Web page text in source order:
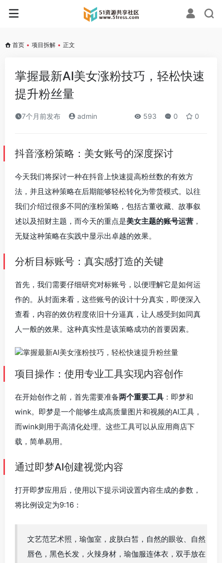
首页 • 项目拆解 • 正文
掌握最新AI美女涨粉技巧，轻松快速
提升粉丝量
7个月前发布 admin 593 0 0
抖音涨粉策略：美女账号的深度探讨
今天我们将探讨一种在抖音上快速提高粉丝数的有效方
法，并且这种策略在后期能够轻松转化为带货模式。以往
我们介绍过很多不同的涨粉策略，包括古董收藏、故事叙
述以及招财主题，而今天的重点是美女主题的账号运营 ，
无疑这种策略在实践中显示出卓越的效果。
分析目标账号：真实感打造的关键
首先，我们需要仔细研究对标账号，以便理解它是如何运
作的。从封面来看，这些账号的设计十分真实，即便深入
查看，内容的效仿程度依旧十分逼真，让人感受到如同真
人一般的效果。这种真实性是该策略成功的首要因素。
项目操作：使用专业工具实现内容创作
在开始创作之前，首先需要准备两个重要工具 ：即梦和
wink。即梦是一个能够生成高质量图片和视频的AI工具，
而wink则用于高清化处理。这些工具可以从应用商店下
载，简单易用。
通过即梦AI创建视觉内容
打开即梦应用后，使用以下提示词设置内容生成的参数，
将比例设定为9:16：
文艺范艺术照，瑜伽室，皮肤白皙，自然的眼妆、自然
唇色，黑色长发，火辣身材，瑜伽服连体衣，双手放在